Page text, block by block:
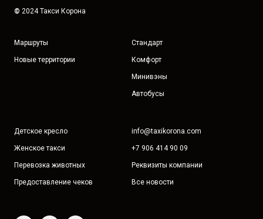
© 2024 Такси Корона
Маршруты
Новые территории
Стандарт
Комфорт
Минивэны
Автобусы
Детское кресло
Женское такси
Перевозка животных
Предоставление чеков
info@taxikorona.com
+7 906 414 90 09
Реквизиты компании
Все новости